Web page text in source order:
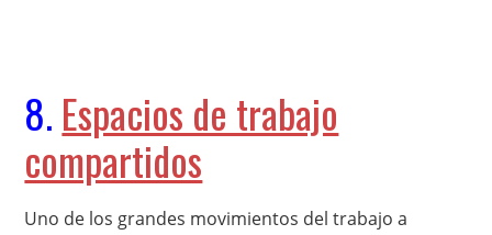
8. Espacios de trabajo
compartidos
Uno de los grandes movimientos del trabajo a